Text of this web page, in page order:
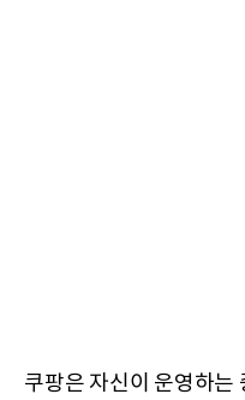
쿠팡은 자신이 운영하는